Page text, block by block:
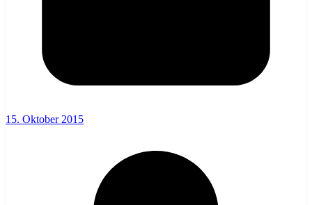
15. Oktober 2015